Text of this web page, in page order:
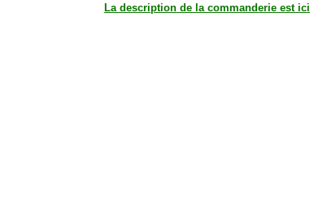
La description de la commanderie est ici